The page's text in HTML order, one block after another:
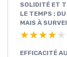
SOLIDITÉ ET
LE TEMPS :
MAIS À
★★★★★
★★★★★
EFFICACITÉ AU